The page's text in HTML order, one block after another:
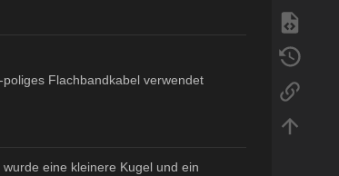
Flachbandkabel verwendet
eine kleinere Kugel und ein